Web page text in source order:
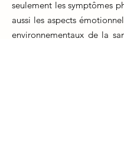
seulement les symptômes
aussi les aspects
environnementaux de la